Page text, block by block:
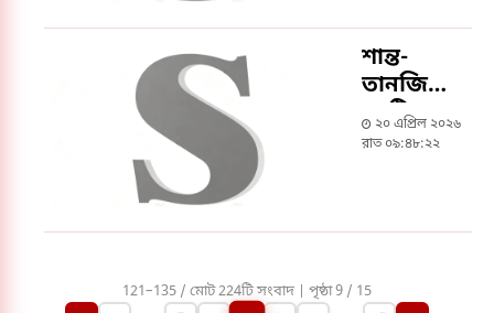
শান্ত-
তানজিদের
ব্যাটিং
বীরত্বে
২০ এপ্রিল ২০২৬
রাত ০৯:৪৮:২২
121–135 / মোট 224টি সংবাদ | পৃষ্ঠা 9 / 15